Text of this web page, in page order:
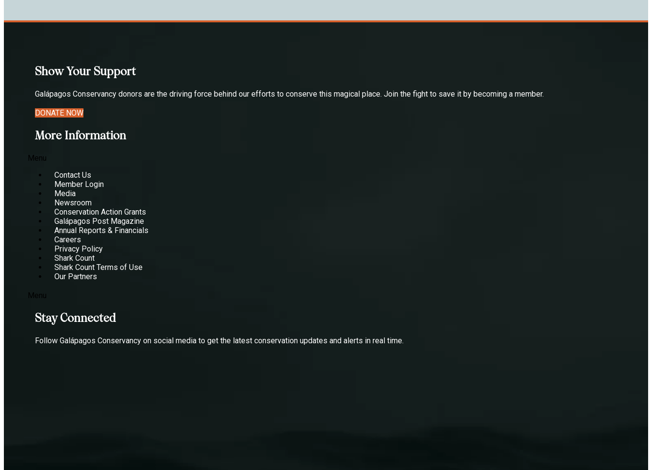
Show Your Support
Galápagos Conservancy donors are the driving force behind our efforts to conserve this magical place. Join the fight to save it by becoming a member.
DONATE NOW
More Information
Menu
Contact Us
Member Login
Media
Newsroom
Conservation Action Grants
Galápagos Post Magazine
Annual Reports & Financials
Careers
Privacy Policy
Shark Count
Shark Count Terms of Use
Our Partners
Menu
Stay Connected
Follow Galápagos Conservancy on social media to get the latest conservation updates and alerts in real time.